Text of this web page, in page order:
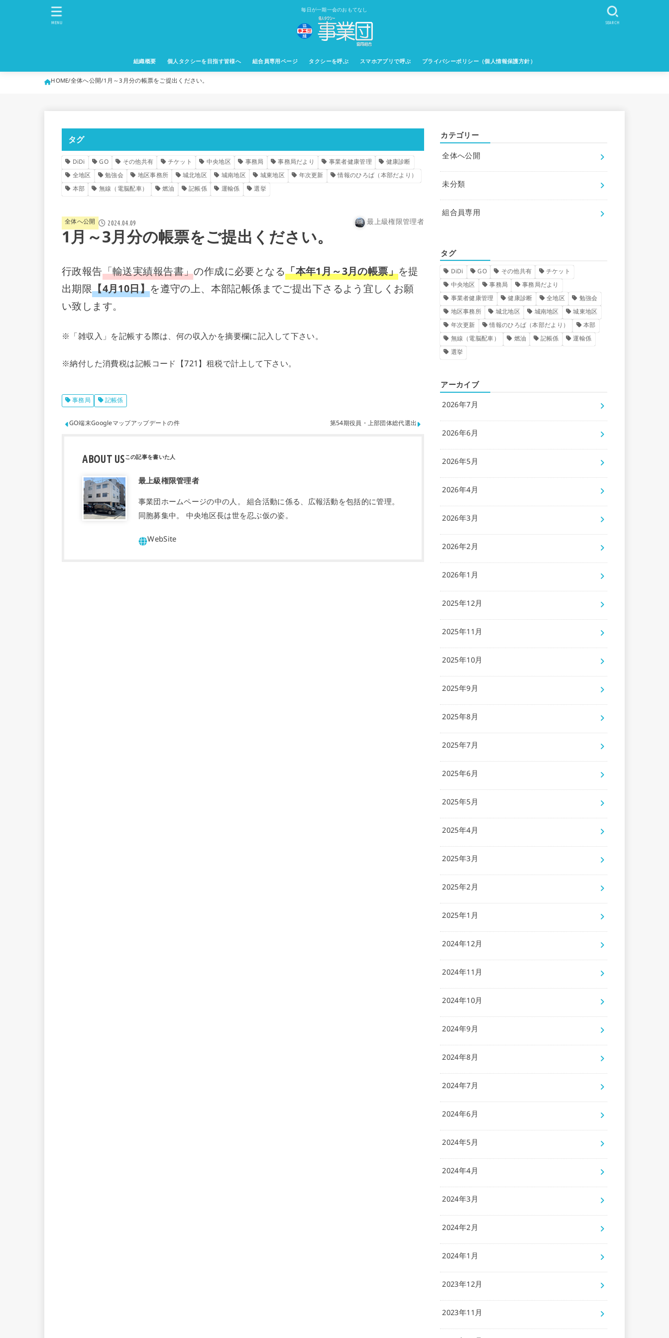
毎日が一期一会のおもてなし
組織概要 個人タクシーを目指す皆様へ 組合員専用ページ タクシーを呼ぶ スマホアプリで呼ぶ プライバシーポリシー（個人情報保護方針）
SEARCH
MENU
HOME全体へ公開 1月～3月分の帳票をご提出ください。
タグ
DiDi GO その他共有 チケット 中央地区 事務局 事務局だより 事業者健康管理
健康診断
全地区
勉強会 地区事務所 城北地区 城南地区 城東地区 年次更新
情報のひろば（本部だより）
本部
無線（電脳配車） 燃油 記帳係 運輸係 選挙
全体へ公開 2024.04.09 最上級権限管理者
1月～3月分の帳票をご提出ください。
行政報告「輸送実績報告書」の作成に必要となる「本年1月～3月の帳票」を提
出期限【4月10日】を遵守の上、本部記帳係までご提出下さるよう宜しくお願
い致します。
※「雑収入」を記帳する際は、何の収入かを摘要欄に記入して下さい。
※納付した消費税は記帳コード【721】租税で計上して下さい。
事務局
記帳係
GO端末Googleマップアップデートの件
第54期役員・上部団体総代選出
ABOUT US
最上級権限管理者
事業団ホームページの中の人。 組合活動に係る、広報活動を包括的に管理。
同胞募集中。 中央地区長は世を忍ぶ仮の姿。
カテゴリー
全体へ公開
未分類
組合員専用
タグ
DiDi GO その他共有
チケット
中央地区
事務局
事務局だより
事業者健康管理
健康診断 全地区
勉強会
地区事務所
城北地区 城南地区
城東地区
年次更新
情報のひろば（本部だより）
本部
無線（電脳配車）
燃油 記帳係
運輸係
選挙
アーカイブ
2026年7月
2026年6月
2026年5月
2026年4月
2026年3月
2026年2月
2026年1月
2025年12月
2025年11月
2025年10月
2025年9月
2025年8月
2025年7月
2025年6月
2025年5月
2025年4月
2025年3月
2025年2月
2025年1月
2024年12月
2024年11月
2024年10月
2024年9月
2024年8月
2024年7月
2024年6月
2024年5月
2024年4月
2024年3月
2024年2月
2024年1月
2023年12月
2023年11月